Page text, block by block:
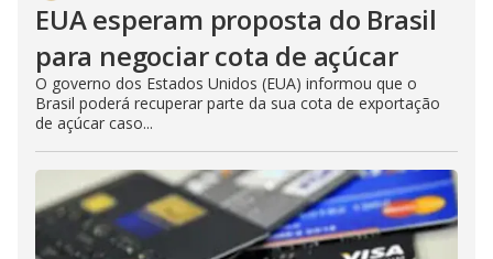
EUA esperam proposta do Brasil
para negociar cota de açúcar
O governo dos Estados Unidos (EUA) informou que o
Brasil poderá recuperar parte da sua cota de exportação
de açúcar caso...